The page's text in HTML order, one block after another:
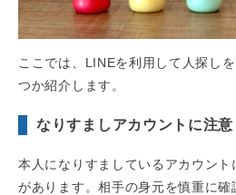
ここでは、LINEを利用して人探し
つか紹介します。
なりすましアカウントに注意
本人になりすましているアカウン
があります。相手の身元を慎重に確